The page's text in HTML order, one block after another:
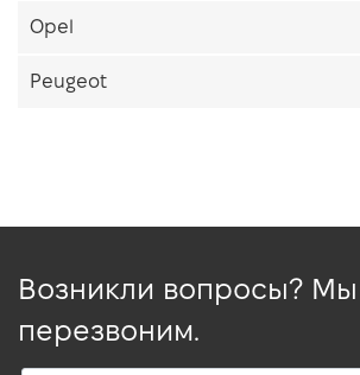
Opel
Peugeot
Возникли вопросы?
перезвоним.